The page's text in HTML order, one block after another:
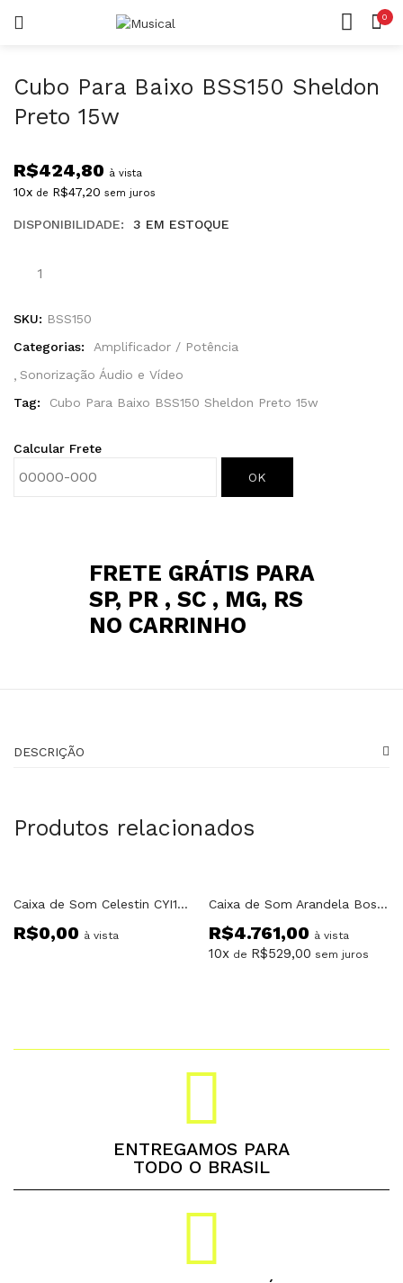
0
CONTA
Lembrar-me
Cubo Para Baixo BSS150 Sheldon
Preto 15w
R$424,80 à vista
10x de R$47,20 sem juros
DISPONIBILIDADE: 3 EM ESTOQUE
SKU: BSS150
Categorias:
Amplificador / Potência
Sonorização Áudio e Vídeo
Tag:
Cubo Para Baixo BSS150 Sheldon Preto 15w
Calcular Frete
OK
FRETE GRÁTIS PARA
SP, PR , SC , MG, RS
NO CARRINHO
DESCRIÇÃO
Produtos relacionados
Caixa de Som Celestin CYI15DU Ativa 15″ Eon USB/Cartao Com Rodinha
R$0,00 à vista
Caixa de Som Arandela Bose 360P Verde Uso Externa Para Jardim 70 e 100v
R$4.761,00 à vista
10x de R$529,00 sem juros
ENTREGAMOS PARA
TODO O BRASIL